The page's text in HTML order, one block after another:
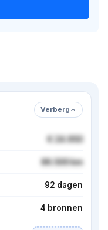
Verberg
€ 24.950
86.500 km
92 dagen
4 bronnen